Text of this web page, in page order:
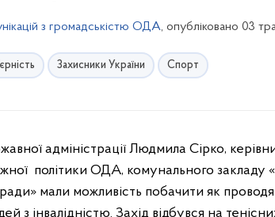
з громадськістю ОДА, опубліковано 03
Захисники України Спорт
політики ОДА, комунального закладу
мали можливість побачити як
з інвалідністю. Захід відбувся на